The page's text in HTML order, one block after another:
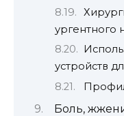
ургентного
устройств
Боль,